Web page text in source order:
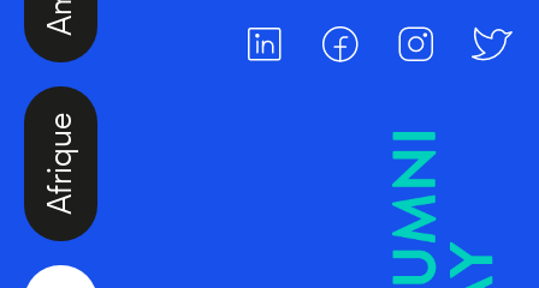
Afrique